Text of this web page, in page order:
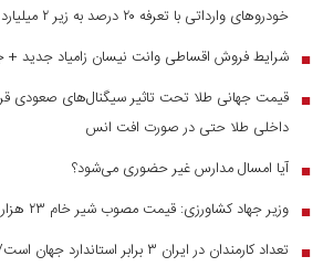
خودرو‌های وارداتی با تعرفه ۲۰ درصد به زیر ۲ میلیارد می‌رسند
■ شرایط فروش اقساطی وانت نیسان زامیاد جدید
■ قیمت جهانی طلا تحت تاثیر سیگنال‌های صعودی
داخلی طلا حتی در صورت افت انس
■ آیا امسال مدارس غیر حضوری می‌شود؟
■ وزیر جهاد کشاورزی: قیمت مصوب شیر خام ۲۳ هزار تومان است
■